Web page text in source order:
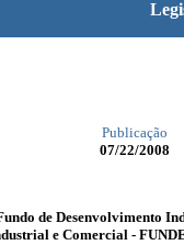
Publicação
07/22/2008
de Desenvolvimento
e Comercial -